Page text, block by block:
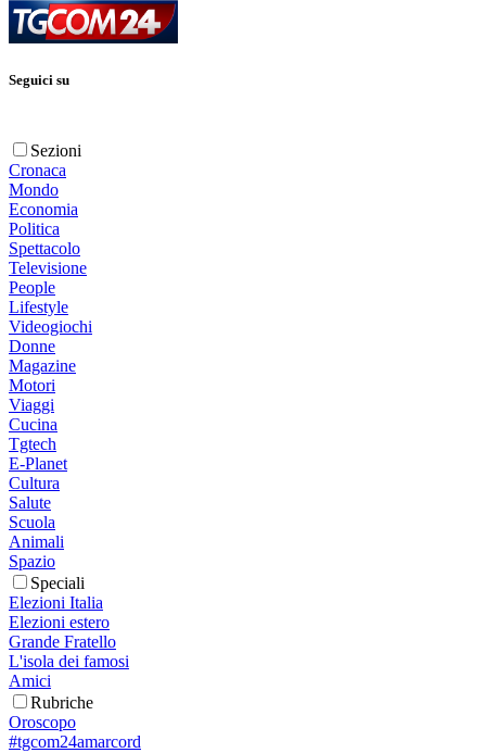
Seguici su
Sezioni
Cronaca
Mondo
Economia
Politica
Spettacolo
Televisione
People
Lifestyle
Videogiochi
Donne
Magazine
Motori
Viaggi
Cucina
Tgtech
E-Planet
Cultura
Salute
Scuola
Animali
Spazio
Speciali
Elezioni Italia
Elezioni estero
Grande Fratello
L'isola dei famosi
Amici
Rubriche
Oroscopo
#tgcom24amarcord